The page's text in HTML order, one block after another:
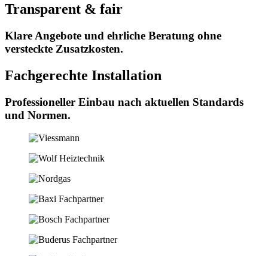
Transparent & fair
Klare Angebote und ehrliche Beratung ohne
versteckte Zusatzkosten.
Fachgerechte Installation
Professioneller Einbau nach aktuellen Standards
und Normen.